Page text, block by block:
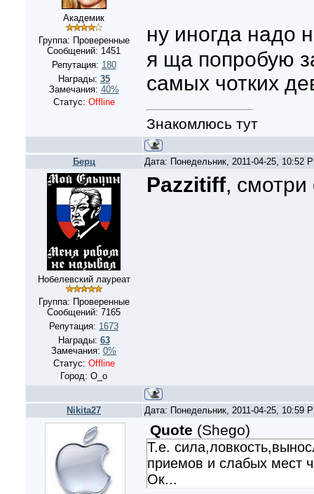
Академик
Группа: Проверенные
Сообщений: 1451
Репутация: 180
Награды: 35
Замечания: 40%
Статус: Offline
ну иногда надо
я ща попробую
самых чотких
Знакомлюсь тут
Берц Дата: Понедельник, 2011-04-25, 10:52
Нобелевский лауреат
Группа: Проверенные
Сообщений: 7165
Репутация: 1673
Награды: 63
Замечания: 0%
Статус: Offline
Город: О_о
Pazzitiff,
Nikita27 Дата: Понедельник, 2011-04-25, 10:59
Quote (Shego)
Т.е.
приемов и слабых мест
Ок...